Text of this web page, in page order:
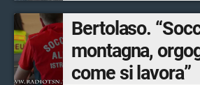
Bertolaso.
montagna,
come si lavora”